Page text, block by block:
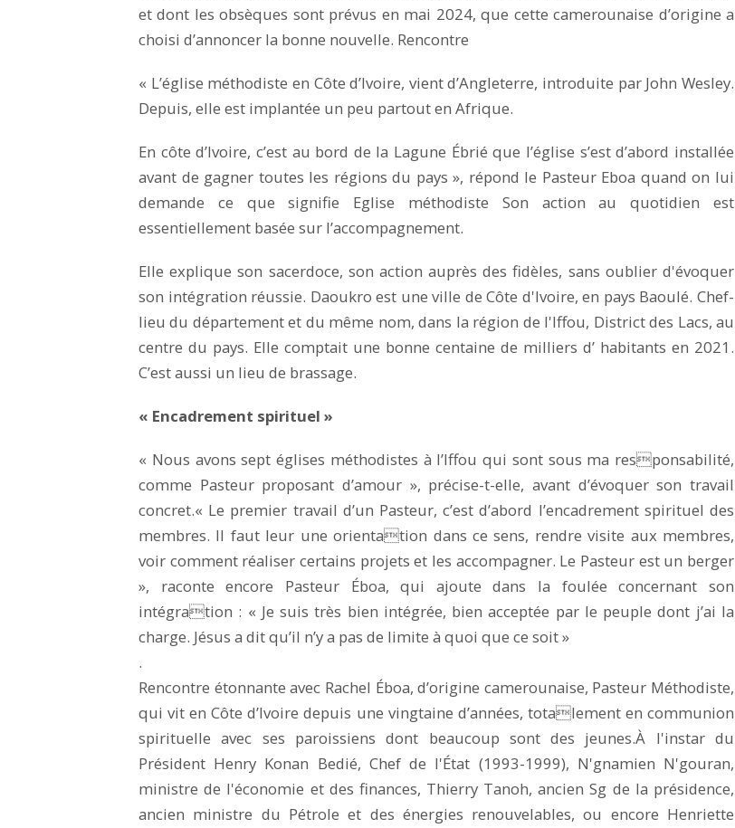
et dont les obsèques sont prévus en mai 2024, que cette camerounaise d’origine a
choisi d’annoncer la bonne nouvelle. Rencontre
« L’église méthodiste en Côte d’Ivoire, vient d’Angleterre, introduite par John Wesley.
Depuis, elle est implantée un peu partout en Afrique.
En côte d’Ivoire, c’est au bord de la Lagune Ébrié que l’église s’est d’abord installée
avant de gagner toutes les régions du pays », répond le Pasteur Eboa quand on lui
demande ce que signifie Eglise méthodiste Son action au quotidien est
essentiellement basée sur l’accompagnement.
Elle explique son sacerdoce, son action auprès des fidèles, sans oublier d'évoquer
son intégration réussie. Daoukro est une ville de Côte d'Ivoire, en pays Baoulé. Chef-
lieu du département et du même nom, dans la région de l'Iffou, District des Lacs, au
centre du pays. Elle comptait une bonne centaine de milliers d’ habitants en 2021.
C’est aussi un lieu de brassage.
« Encadrement spirituel »
« Nous avons sept églises méthodistes à l’Iffou qui sont sous ma responsabilité,
comme Pasteur proposant d’amour », précise-t-elle, avant d’évoquer son travail
concret.« Le premier travail d’un Pasteur, c’est d’abord l’encadrement spirituel des
membres. Il faut leur une orientation dans ce sens, rendre visite aux membres,
voir comment réaliser certains projets et les accompagner. Le Pasteur est un berger
», raconte encore Pasteur Éboa, qui ajoute dans la foulée concernant son
intégration : « Je suis très bien intégrée, bien acceptée par le peuple dont j’ai la
charge. Jésus a dit qu’il n’y a pas de limite à quoi que ce soit »
.
Rencontre étonnante avec Rachel Éboa, d’origine camerounaise, Pasteur Méthodiste,
qui vit en Côte d’Ivoire depuis une vingtaine d’années, totalement en communion
spirituelle avec ses paroissiens dont beaucoup sont des jeunes.À l'instar du
Président Henry Konan Bedié, Chef de l'État (1993-1999), N'gnamien N'gouran,
ministre de l'économie et des finances, Thierry Tanoh, ancien Sg de la présidence,
ancien ministre du Pétrole et des énergies renouvelables, ou encore Henriette